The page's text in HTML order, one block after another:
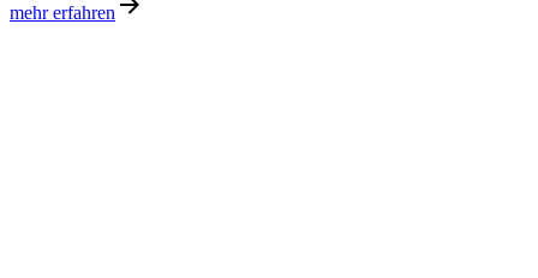
mehr erfahren